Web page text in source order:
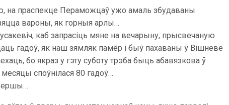
на праспекце Пераможцаў ужо амаль збудаваны
вароны, як горныя арлы…
каб запрасіць мяне на вечарыну, прысвечаную
гадоў, як наш зямляк памёр і быў пахаваны ў Вішневе
бо якраз у гэту суботу трэба быць абавязкова ў
споўнілася 80 гадоў…